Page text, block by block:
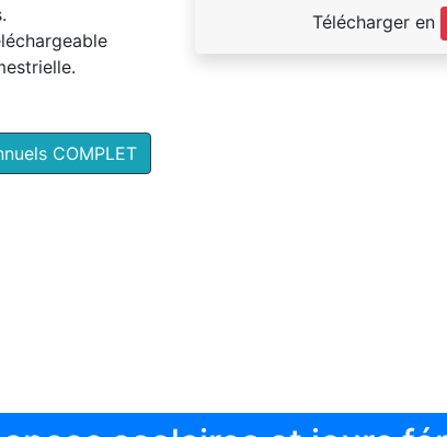
COMPLET
Télécharger en